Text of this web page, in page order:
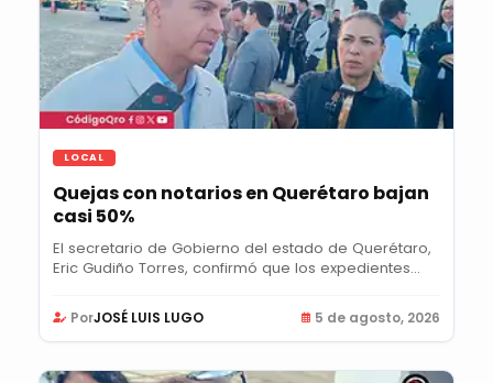
LOCAL
Quejas con notarios en Querétaro bajan
casi 50%
El secretario de Gobierno del estado de Querétaro,
Eric Gudiño Torres, confirmó que los expedientes...
PorJOSÉ LUIS LUGO 5 de agosto, 2026